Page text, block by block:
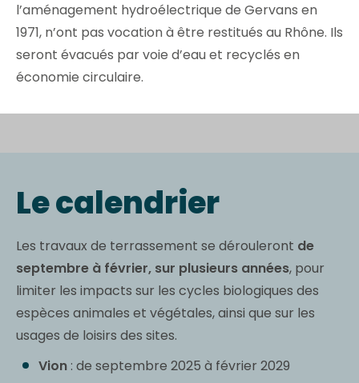
l’aménagement hydroélectrique de Gervans en
1971, n’ont pas vocation à être restitués au Rhône. Ils
seront évacués par voie d’eau et recyclés en
économie circulaire.
Le calendrier
Les travaux de terrassement se dérouleront de
septembre à février, sur plusieurs années, pour
limiter les impacts sur les cycles biologiques des
espèces animales et végétales, ainsi que sur les
usages de loisirs des sites.
Vion : de septembre 2025 à février 2029